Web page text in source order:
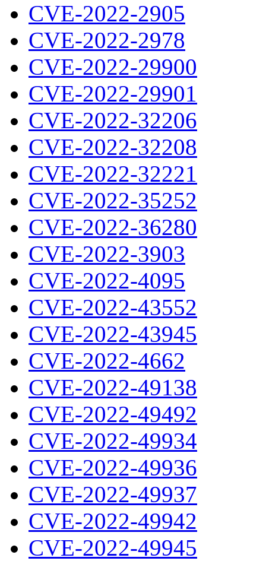
CVE-2022-2905
CVE-2022-2978
CVE-2022-29900
CVE-2022-29901
CVE-2022-32206
CVE-2022-32208
CVE-2022-32221
CVE-2022-35252
CVE-2022-36280
CVE-2022-3903
CVE-2022-4095
CVE-2022-43552
CVE-2022-43945
CVE-2022-4662
CVE-2022-49138
CVE-2022-49492
CVE-2022-49934
CVE-2022-49936
CVE-2022-49937
CVE-2022-49942
CVE-2022-49945